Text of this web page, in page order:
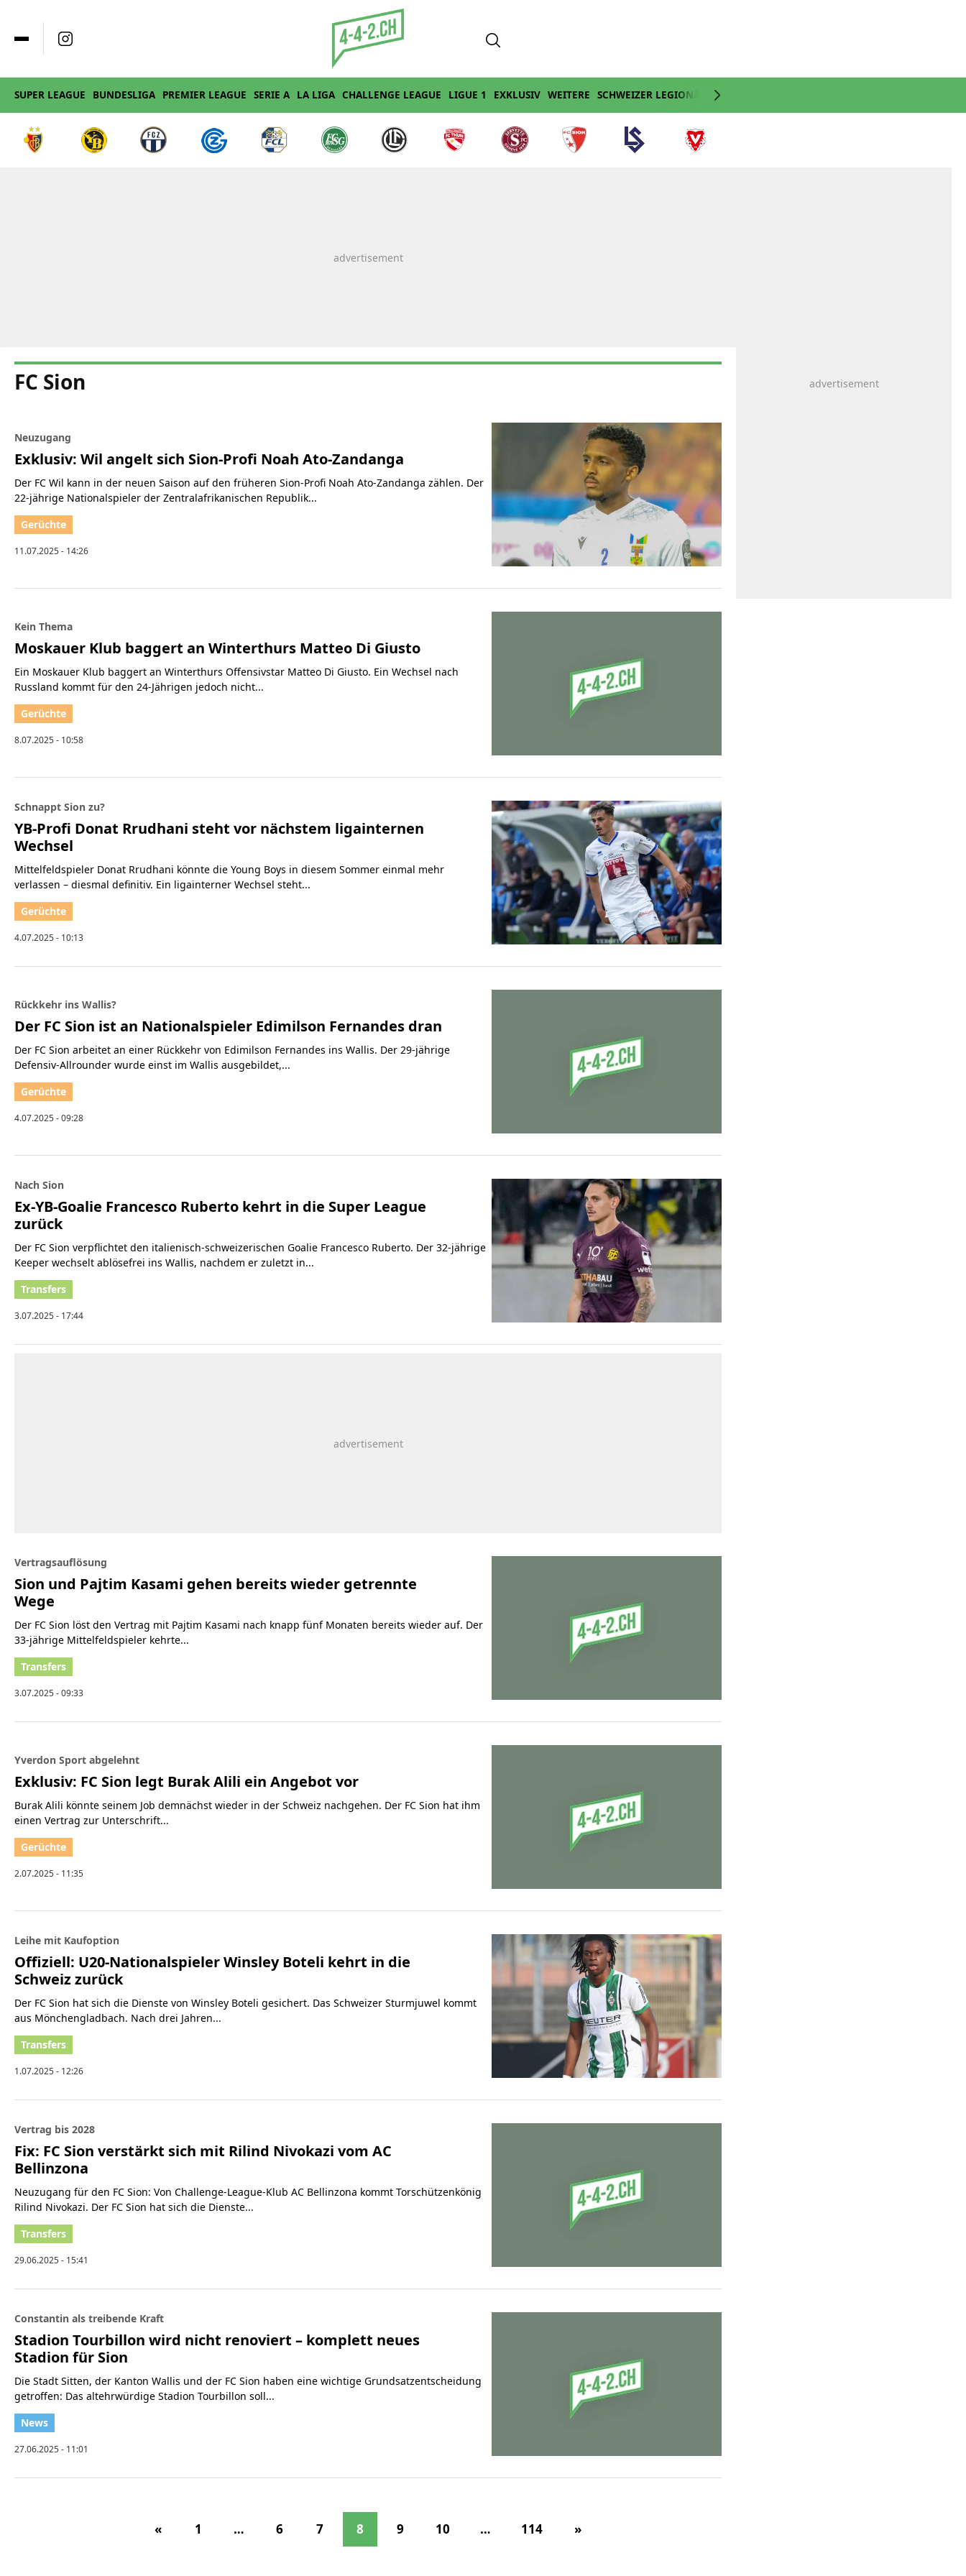
SUPER LEAGUE BUNDESLIGA PREMIER LEAGUE SERIE A LA LIGA CHALLENGE LEAGUE LIGUE 1 EXKLUSIV WEITERE SCHWEIZER LEGIONÄRE NATI
FC Sion
Neuzugang
Exklusiv: Wil angelt sich Sion-Profi Noah Ato-Zandanga
Der FC Wil kann in der neuen Saison auf den früheren Sion-Profi Noah Ato-Zandanga zählen. Der
22-jährige Nationalspieler der Zentralafrikanischen Republik...
11.07.2025 - 14:26
Kein Thema
Moskauer Klub baggert an Winterthurs Matteo Di Giusto
Ein Moskauer Klub baggert an Winterthurs Offensivstar Matteo Di Giusto. Ein Wechsel nach
Russland kommt für den 24-Jährigen jedoch nicht...
8.07.2025 - 10:58
Schnappt Sion zu?
YB-Profi Donat Rrudhani steht vor nächstem ligainternen
Wechsel
Mittelfeldspieler Donat Rrudhani könnte die Young Boys in diesem Sommer einmal mehr
verlassen – diesmal definitiv. Ein ligainterner Wechsel steht...
4.07.2025 - 10:13
Rückkehr ins Wallis?
Der FC Sion ist an Nationalspieler Edimilson Fernandes dran
Der FC Sion arbeitet an einer Rückkehr von Edimilson Fernandes ins Wallis. Der 29-jährige
Defensiv-Allrounder wurde einst im Wallis ausgebildet,...
4.07.2025 - 09:28
Nach Sion
Ex-YB-Goalie Francesco Ruberto kehrt in die Super League
zurück
Der FC Sion verpflichtet den italienisch-schweizerischen Goalie Francesco Ruberto. Der 32-jährige
Keeper wechselt ablösefrei ins Wallis, nachdem er zuletzt in...
3.07.2025 - 17:44
Vertragsauflösung
Sion und Pajtim Kasami gehen bereits wieder getrennte
Wege
Der FC Sion löst den Vertrag mit Pajtim Kasami nach knapp fünf Monaten bereits wieder auf. Der
33-jährige Mittelfeldspieler kehrte...
3.07.2025 - 09:33
Yverdon Sport abgelehnt
Exklusiv: FC Sion legt Burak Alili ein Angebot vor
Burak Alili könnte seinem Job demnächst wieder in der Schweiz nachgehen. Der FC Sion hat ihm
einen Vertrag zur Unterschrift...
2.07.2025 - 11:35
Leihe mit Kaufoption
Offiziell: U20-Nationalspieler Winsley Boteli kehrt in die
Schweiz zurück
Der FC Sion hat sich die Dienste von Winsley Boteli gesichert. Das Schweizer Sturmjuwel kommt
aus Mönchengladbach. Nach drei Jahren...
1.07.2025 - 12:26
Vertrag bis 2028
Fix: FC Sion verstärkt sich mit Rilind Nivokazi vom AC
Bellinzona
Neuzugang für den FC Sion: Von Challenge-League-Klub AC Bellinzona kommt Torschützenkönig
Rilind Nivokazi. Der FC Sion hat sich die Dienste...
29.06.2025 - 15:41
Constantin als treibende Kraft
Stadion Tourbillon wird nicht renoviert – komplett neues
Stadion für Sion
Die Stadt Sitten, der Kanton Wallis und der FC Sion haben eine wichtige Grundsatzentscheidung
getroffen: Das altehrwürdige Stadion Tourbillon soll...
27.06.2025 - 11:01
« 1 … 6 7 8 9 10 … 114 »